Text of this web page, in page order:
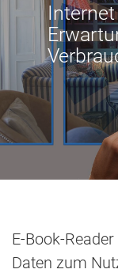
E-Book-
Daten zum